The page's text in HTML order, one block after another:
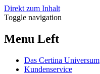
Direkt zum Inhalt
Toggle navigation
Menu Left
Das Certina Universum
Kundenservice